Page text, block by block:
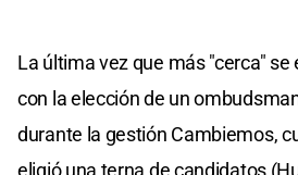
La última vez que más "cerca"
con la elección de un
durante la gestión Cambiemos,
eligió una terna de candidatos